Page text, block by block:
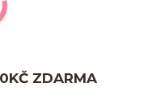
ZDARMA